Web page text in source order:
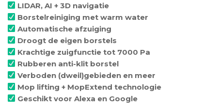
LIDAR, AI + 3D navigatie
Borstelreiniging met warm water
Automatische afzuiging
Droogt de eigen borstels
Krachtige zuigfunctie tot 7000 Pa
Rubberen anti-klit borstel
Verboden (dweil)gebieden en meer
Mop lifting + MopExtend technologie
Geschikt voor Alexa en Google